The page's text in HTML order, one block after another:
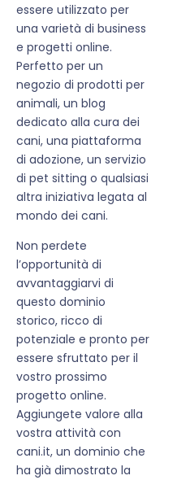
essere utilizzato per
una varietà di business
e progetti online.
Perfetto per un
negozio di prodotti per
animali, un blog
dedicato alla cura dei
cani, una piattaforma
di adozione, un servizio
di pet sitting o qualsiasi
altra iniziativa legata al
mondo dei cani.
Non perdete
l’opportunità di
avvantaggiarvi di
questo dominio
storico, ricco di
potenziale e pronto per
essere sfruttato per il
vostro prossimo
progetto online.
Aggiungete valore alla
vostra attività con
cani.it, un dominio che
ha già dimostrato la